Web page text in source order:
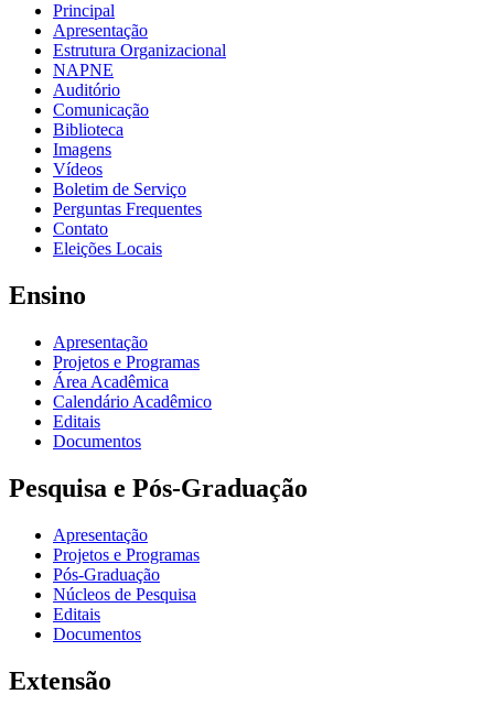
Principal
Apresentação
Estrutura Organizacional
NAPNE
Auditório
Comunicação
Biblioteca
Imagens
Vídeos
Boletim de Serviço
Perguntas Frequentes
Contato
Eleições Locais
Ensino
Apresentação
Projetos e Programas
Área Acadêmica
Calendário Acadêmico
Editais
Documentos
Pesquisa e Pós-Graduação
Apresentação
Projetos e Programas
Pós-Graduação
Núcleos de Pesquisa
Editais
Documentos
Extensão